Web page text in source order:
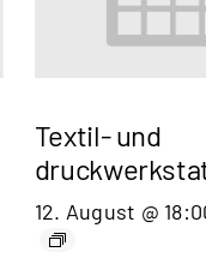
Textil- und
12. August @